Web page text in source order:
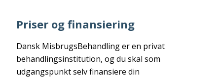
Priser og finansiering
Dansk MisbrugsBehandling er en privat
behandlingsinstitution, og du skal som
udgangspunkt selv finansiere din